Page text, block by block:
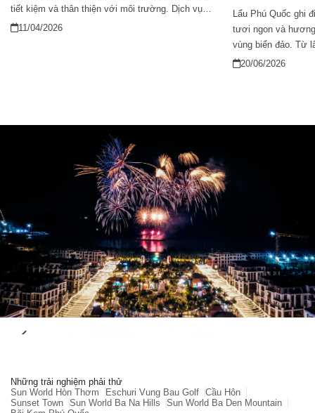
tiết kiệm và thân thiện với môi trường. Dịch vụ
city-tour bằng xe điện chạy khắp các điểm du lịch,
11/04/2026
Lẩu Phú Quốc ghi
tươi ngon và
vùng biển đảo. Từ
nấm, các món lẩu
20/06/2026
Những trải nghiệm phải thử
Sun World Hòn Thơm
Eschuri Vung Bau Golf Cầu Hôn
Sunset Town Sun World Ba Na Hills
Sun World Ba Den Mountain